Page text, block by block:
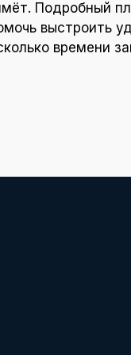
Подробный
выстроить
времени